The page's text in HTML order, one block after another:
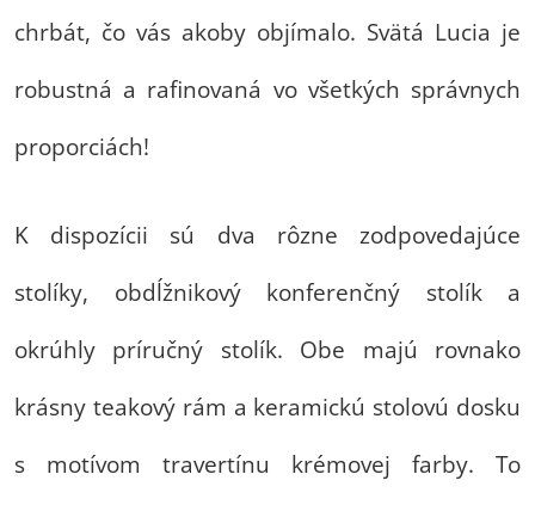
chrbát, čo vás akoby objímalo. Svätá Lucia je
robustná a rafinovaná vo všetkých správnych
proporciách!
K dispozícii sú dva rôzne zodpovedajúce
stolíky, obdĺžnikový konferenčný stolík a
okrúhly príručný stolík. Obe majú rovnako
krásny teakový rám a keramickú stolovú dosku
s motívom travertínu krémovej farby. To